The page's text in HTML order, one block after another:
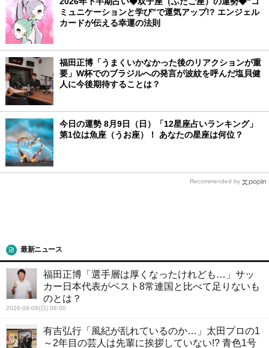
ミュニケーションと学び”で運気アップ!? エンジェル
カードが伝える幸運の法則
福田正博「うまくいかなかった後のリアクションが重
要」W杯でのブラジルへの発言が波紋を呼んだ塩貝健
人に今後期待することは？
今日の運勢 8月9日（日）「12星座占いランキング」
第1位は魚座（うお座）！ あなたの星座は何位？
Recommended by
最新ニュース
福田正博「選手層は厚くなったけれども…」サッ
カー日本代表がベスト8常連国と比べて足りないも
のとは？
2026-08-09(日) 06:00
有吉弘行「風紀が乱れているのか…」太田プロの1
～2年目の芸人は先輩に挨拶していない!? 青色1号